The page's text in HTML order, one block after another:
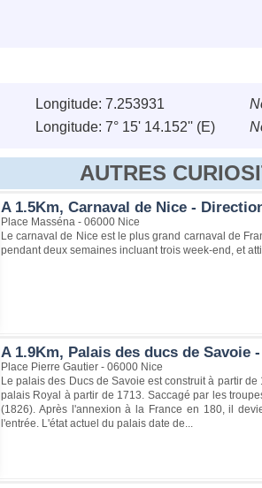
Longitude: 7.253931
Longitude: 7° 15' 14.152'' (E)
AUTRES
A 1.5Km, Carnaval de Nice -
Place Masséna - 06000 Nice
Le carnaval de Nice est le plus grand carnaval de
pendant deux semaines incluant trois week-end, et
A 1.9Km, Palais des ducs de Savoie
Place Pierre Gautier - 06000 Nice
Le palais des Ducs de Savoie est construit à partir
palais Royal à partir de 1713. Saccagé par les
(1826). Après l'annexion à la France en 180, il
l'entrée. L'état actuel du palais date de...